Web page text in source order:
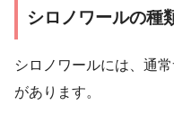
シロノワールの種
シロノワールには、通
があります。